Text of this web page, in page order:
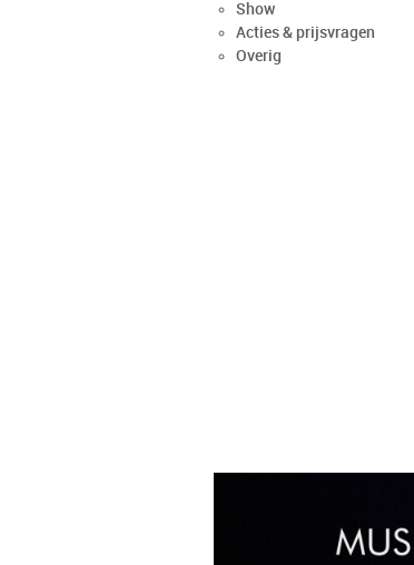
Show
Acties & prijsvragen
Overig